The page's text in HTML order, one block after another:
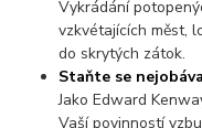
Vykrádání
vzkvétajících měst,l
do skrytých zátok.
Staňte se
Jako Edward
Vaší povinností